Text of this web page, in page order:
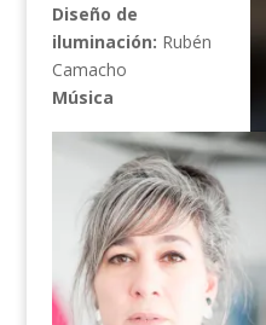
Diseño de
iluminación: Rubén
Camacho
Música